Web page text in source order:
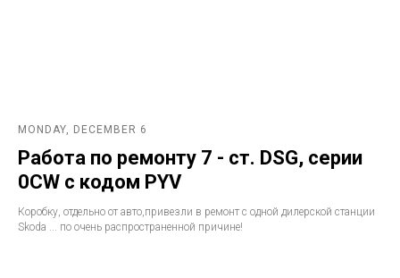
MONDAY, DECEMBER 6
Работа по ремонту 7 - ст. DSG, серии
0CW с кодом PYV
Коробку, отдельно от авто,привезли в ремонт с одной дилерской станции
Skoda ... по очень распространенной причине!